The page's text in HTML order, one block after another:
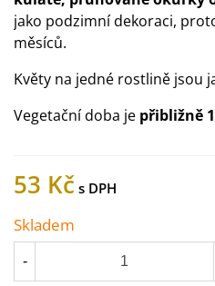
jako podzimní dekoraci,
měsíců.
Květy na jedné rostlině jsou
Vegetační doba je přibližně
53 Kč
Skladem
-